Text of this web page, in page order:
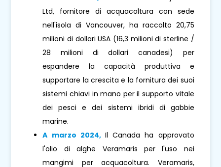
Ltd, fornitore di acquacoltura con sede
nell'isola di Vancouver, ha raccolto 20,75
milioni di dollari USA (16,3 milioni di sterline /
28 milioni di dollari canadesi) per
espandere la capacità produttiva e
supportare la crescita e la fornitura dei suoi
sistemi chiavi in ​​mano per il supporto vitale
dei pesci e dei sistemi ibridi di gabbie
marine.
A marzo 2024, Il Canada ha approvato
l'olio di alghe Veramaris per l'uso nei
mangimi per acquacoltura. Veramaris,